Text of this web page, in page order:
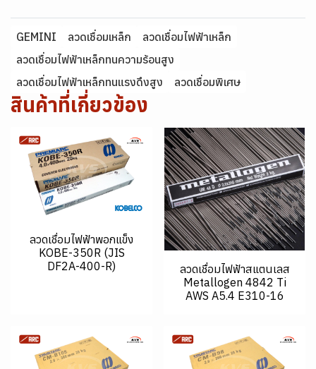
GEMINI ลวดเชื่อมเหล็ก
ลวดเชื่อมไฟฟ้าเหล็ก
ลวดเชื่อมไฟฟ้าเหล็กทนความร้อนสูง
ลวดเชื่อมไฟฟ้าเหล็กทนแรงดึงสูง
ลวดเชื่อมพิเศษ
สินค้าที่เกี่ยวข้อง
ลวดเชื่อมไฟฟ้าพอกแข็ง
KOBE-350R (JIS
DF2A-400-R)
ลวดเชื่อมไฟฟ้าสแตนเลส
Metallogen 4842 Ti
AWS A5.4 E310-16